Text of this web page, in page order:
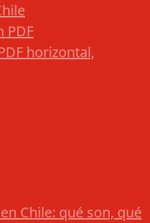
PDF
horizontal,
Chile: qué son, qué